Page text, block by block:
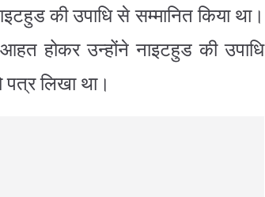
की उपाधि से सम्मानित किया था।
होकर उन्होंने नाइटहुड की उपाधि
पत्र लिखा था।